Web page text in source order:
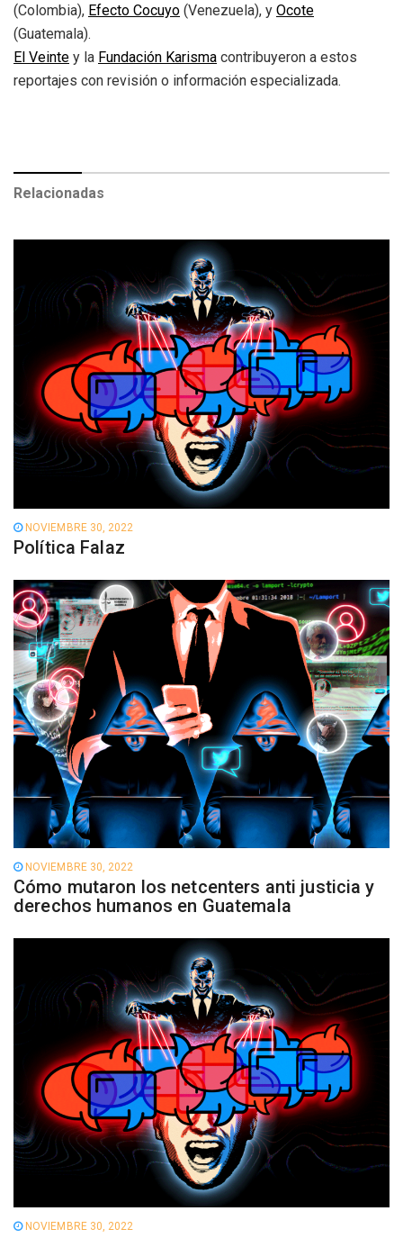
(Colombia), Efecto Cocuyo (Venezuela), y Ocote
(Guatemala).
El Veinte y la Fundación Karisma contribuyeron a estos
reportajes con revisión o información especializada.
Relacionadas
NOVIEMBRE 30, 2022
Política Falaz
NOVIEMBRE 30, 2022
Cómo mutaron los netcenters anti justicia y
derechos humanos en Guatemala
NOVIEMBRE 30, 2022